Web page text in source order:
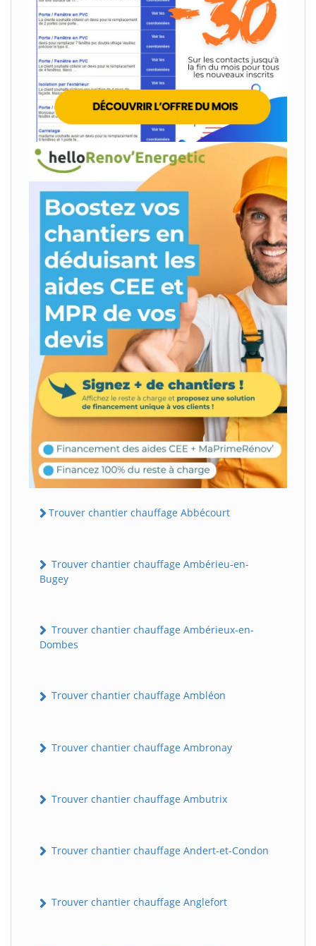
Trouver chantier chauffage Abbécourt
Trouver chantier chauffage Ambérieu-en-
Bugey
Trouver chantier chauffage Ambérieux-en-
Dombes
Trouver chantier chauffage Ambléon
Trouver chantier chauffage Ambronay
Trouver chantier chauffage Ambutrix
Trouver chantier chauffage Andert-et-Condon
Trouver chantier chauffage Anglefort